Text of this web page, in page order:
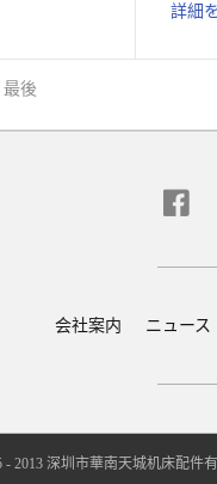
り１８
ラー
たり
み：
詳細
最後
会社案内 ニュース
- 2013 深圳市華南天城机床配件